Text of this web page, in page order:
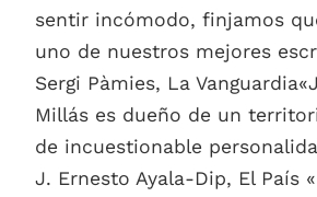
sentir incómodo, finjamos
uno de nuestros mejores
Sergi Pàmies, La
Millás es dueño de un
de incuestionable
J. Ernesto Ayala-Dip, El País